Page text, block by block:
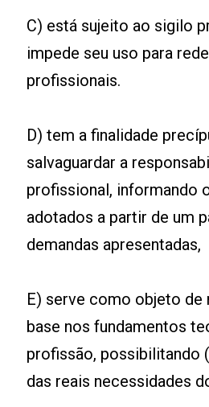
C) está sujeito ao sigilo
impede seu uso para
profissionais.
D) tem a finalidade
salvaguardar a
profissional, informando
adotados a partir de um
demandas apresentadas,
E) serve como objeto de
base nos fundamentos
profissão, possibilitando
das reais necessidades